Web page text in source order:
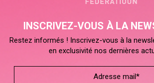
INSCRIVEZ-VOUS À LA
Restez informés ! Inscrivez-vous à la
en exclusivité nos dernières